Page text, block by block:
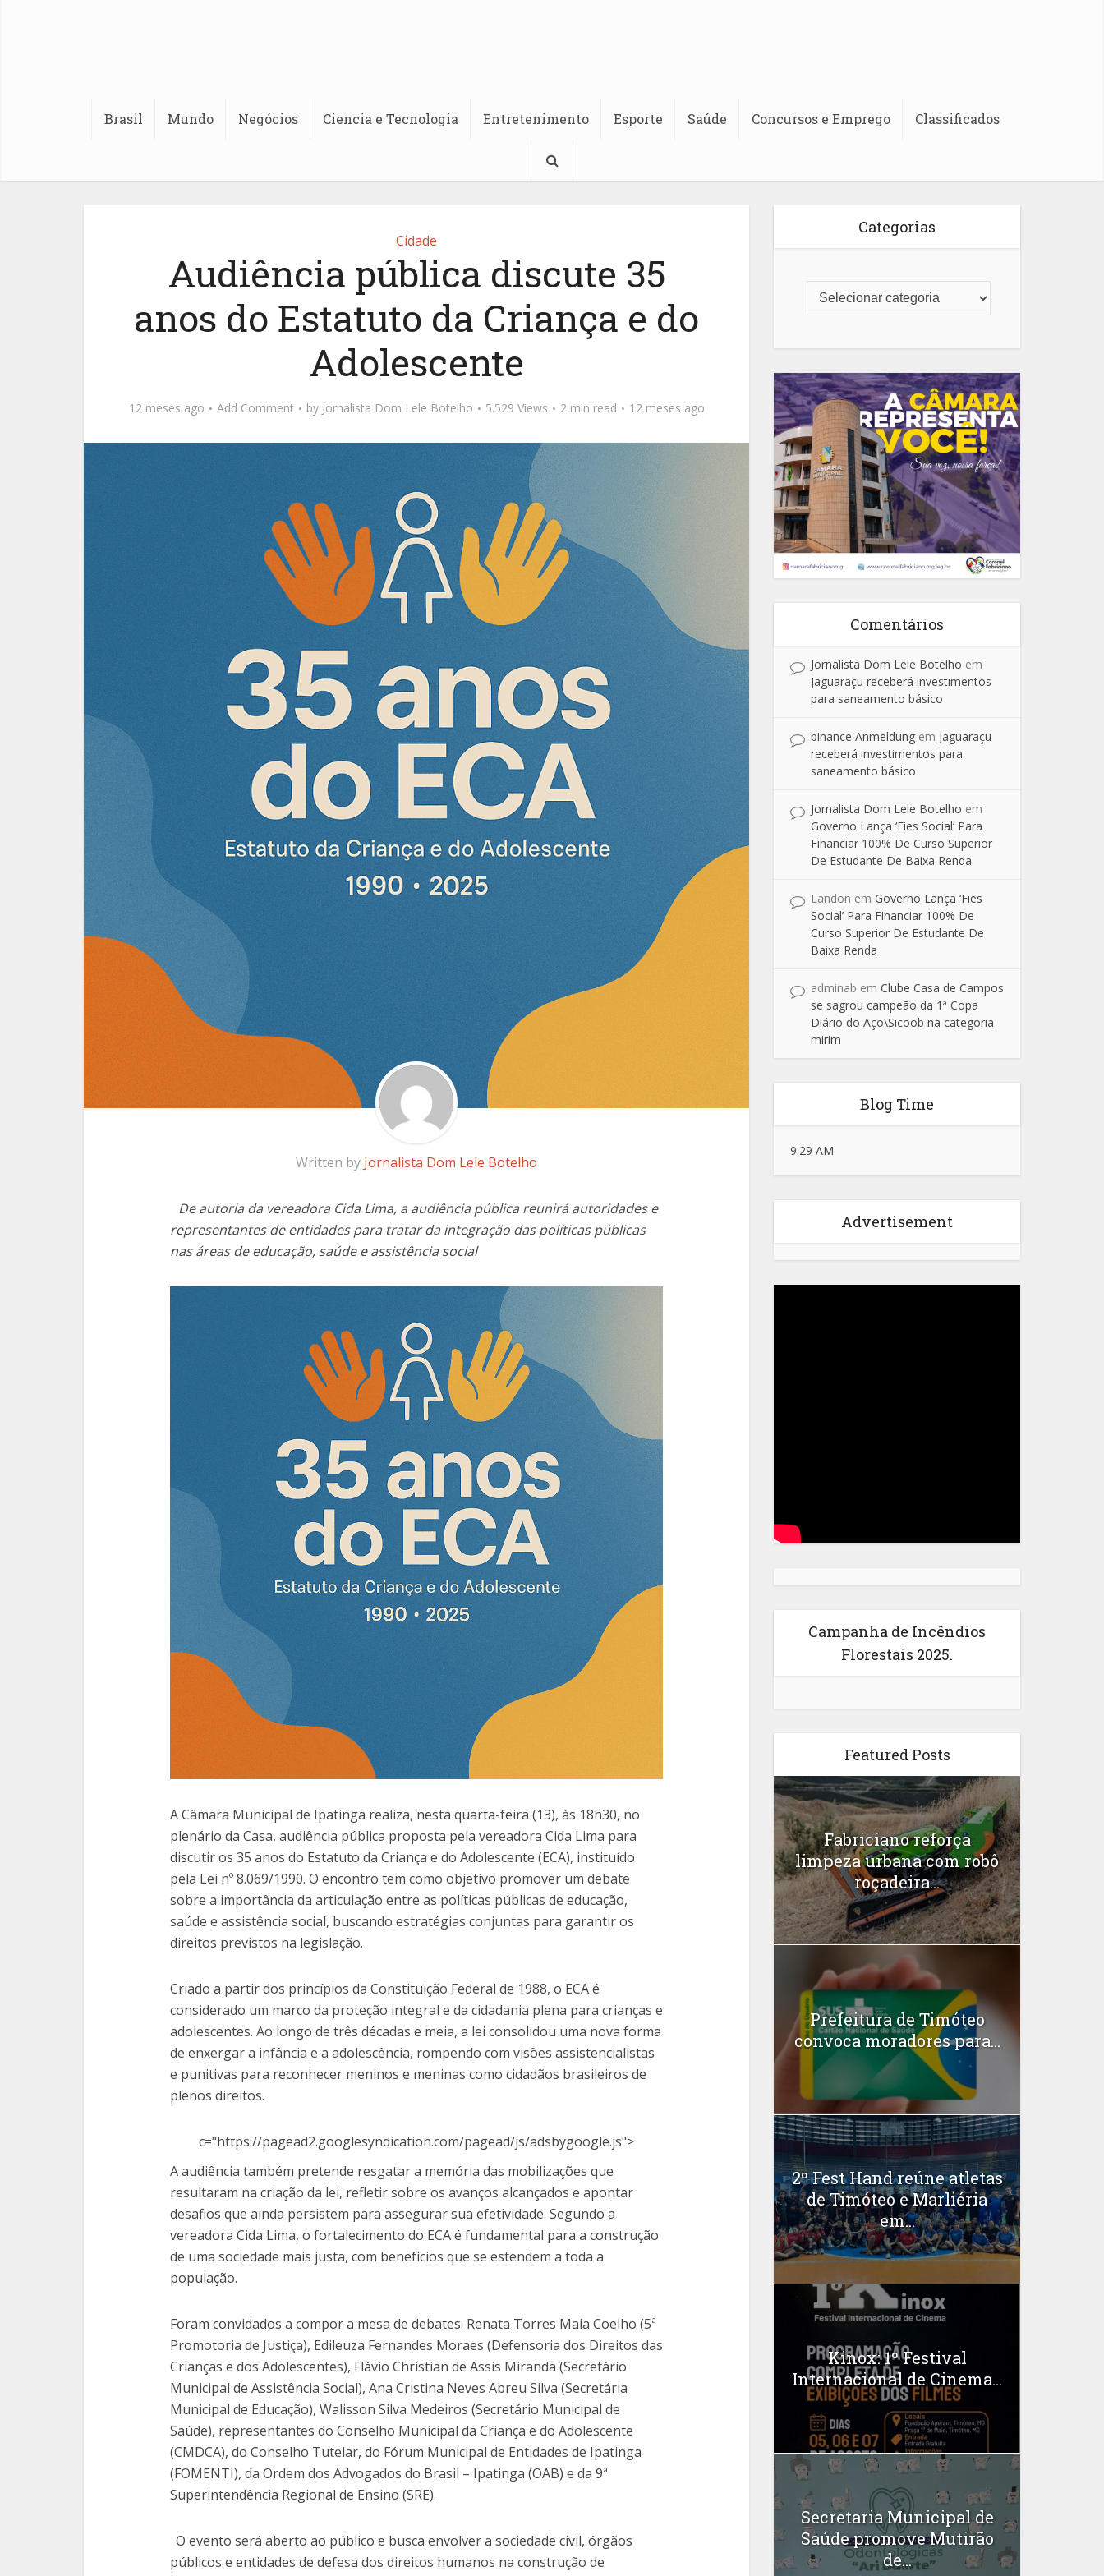
Brasil Mundo Negócios Ciencia e Tecnologia Entretenimento Esporte Saúde Concursos e Emprego Classificados
Cidade
Audiência pública discute 35
anos do Estatuto da Criança e do
Adolescente
12 meses ago Add Comment by Jornalista Dom Lele Botelho 5.529 Views 2 min read 12 meses ago
Written by Jornalista Dom Lele Botelho
De autoria da vereadora Cida Lima, a audiência pública reunirá autoridades e
representantes de entidades para tratar da integração das políticas públicas
nas áreas de educação, saúde e assistência social
A Câmara Municipal de Ipatinga realiza, nesta quarta-feira (13), às 18h30, no
plenário da Casa, audiência pública proposta pela vereadora Cida Lima para
discutir os 35 anos do Estatuto da Criança e do Adolescente (ECA), instituído
pela Lei nº 8.069/1990. O encontro tem como objetivo promover um debate
sobre a importância da articulação entre as políticas públicas de educação,
saúde e assistência social, buscando estratégias conjuntas para garantir os
direitos previstos na legislação.
Criado a partir dos princípios da Constituição Federal de 1988, o ECA é
considerado um marco da proteção integral e da cidadania plena para crianças e
adolescentes. Ao longo de três décadas e meia, a lei consolidou uma nova forma
de enxergar a infância e a adolescência, rompendo com visões assistencialistas
e punitivas para reconhecer meninos e meninas como cidadãos brasileiros de
plenos direitos.
c="https://pagead2.googlesyndication.com/pagead/js/adsbygoogle.js">
A audiência também pretende resgatar a memória das mobilizações que
resultaram na criação da lei, refletir sobre os avanços alcançados e apontar
desafios que ainda persistem para assegurar sua efetividade. Segundo a
vereadora Cida Lima, o fortalecimento do ECA é fundamental para a construção
de uma sociedade mais justa, com benefícios que se estendem a toda a
população.
Foram convidados a compor a mesa de debates: Renata Torres Maia Coelho (5ª
Promotoria de Justiça), Edileuza Fernandes Moraes (Defensoria dos Direitos das
Crianças e dos Adolescentes), Flávio Christian de Assis Miranda (Secretário
Municipal de Assistência Social), Ana Cristina Neves Abreu Silva (Secretária
Municipal de Educação), Walisson Silva Medeiros (Secretário Municipal de
Saúde), representantes do Conselho Municipal da Criança e do Adolescente
(CMDCA), do Conselho Tutelar, do Fórum Municipal de Entidades de Ipatinga
(FOMENTI), da Ordem dos Advogados do Brasil – Ipatinga (OAB) e da 9ª
Superintendência Regional de Ensino (SRE).
O evento será aberto ao público e busca envolver a sociedade civil, órgãos
públicos e entidades de defesa dos direitos humanos na construção de
Categorias
Comentários
Jornalista Dom Lele Botelho em
Jaguaraçu receberá investimentos
para saneamento básico
binance Anmeldung em Jaguaraçu
receberá investimentos para
saneamento básico
Jornalista Dom Lele Botelho em
Governo Lança ‘Fies Social’ Para
Financiar 100% De Curso Superior
De Estudante De Baixa Renda
Landon em Governo Lança ‘Fies
Social’ Para Financiar 100% De
Curso Superior De Estudante De
Baixa Renda
adminab em Clube Casa de Campos
se sagrou campeão da 1ª Copa
Diário do Aço\Sicoob na categoria
mirim
Blog Time
9:29 AM
Advertisement
Campanha de Incêndios
Florestais 2025.
Featured Posts
Fabriciano reforça
limpeza urbana com robô
roçadeira...
Prefeitura de Timóteo
convoca moradores para...
2º Fest Hand reúne atletas
de Timóteo e Marliéria
em...
Kinox: 1º Festival
Internacional de Cinema...
Secretaria Municipal de
Saúde promove Mutirão
de...